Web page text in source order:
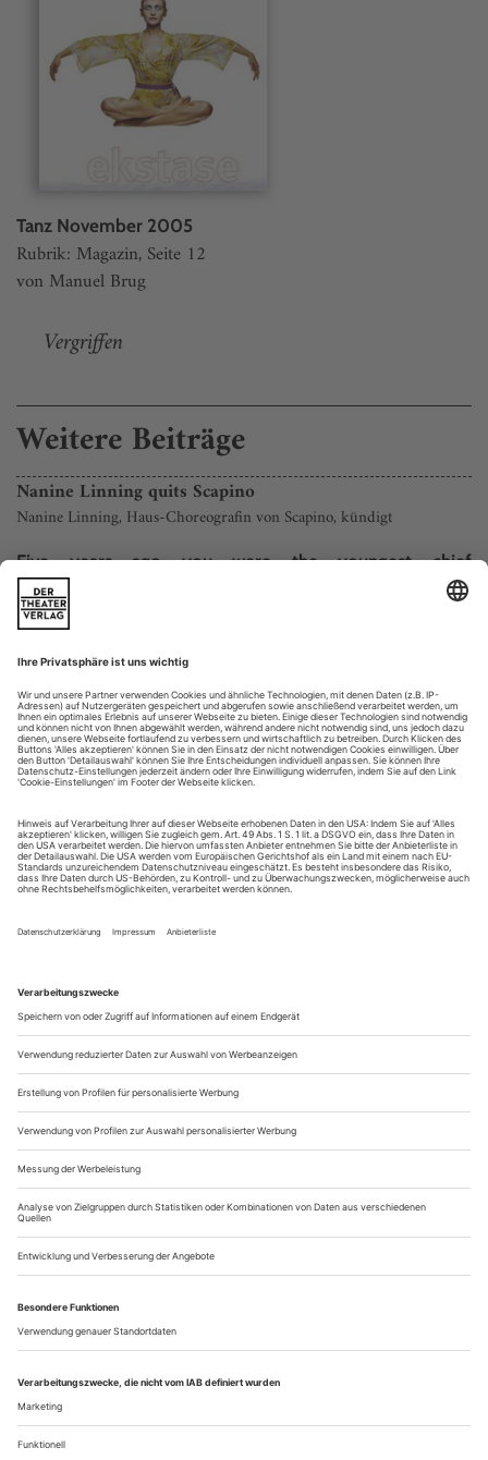
Tanz November 2005
Rubrik: Magazin, Seite 12
von Manuel Brug
Vergriffen
Weitere Beiträge
Nanine Linning quits Scapino
Nanine Linning, Haus-Choreografin von Scapino, kündigt
Five years ago you were the youngest chief
choreographer of any company in the Netherlands. Why
do you quit your engagement with Scapino next
working for Scapino Ballet: an opportunity to create work for
big scale venues, with a large ensemble of highly skilled
dancers and many possibilities to work with...
Unlohn der Angst
Die Westschweizer Tanzszene ist ohne Philippe Saire nicht
vorstellbar. 1995 bezog seine Kompanie das Théâtre Sévelin
36 in Lausanne: Es wurde zum Tanzzentrum der Romandie
schlechthin. Hier veranstaltet er Festivals und bringt fast jedes
als...
Michael Flatley
He is the most successful dancer in the world today, and probably
seen by far more people than you would ever dream of. And, yes, he is
certainly better paid. But Celtic Tiger may be Michael Flatley’s last
hurrah Says Andrew Princz
For all of you who don’t relish the hype and hoopla of a new
show from the Irish dance bonanza-king, Michael Flatley:
brace yourselves. The Lord of the Dance and his well-
bosomed patriotic tap-dancing chicks are back, and they are
taking the stage by storm.
Perhaps his crass style might not please you, but hold your
jeers, because whether you like it or not the...